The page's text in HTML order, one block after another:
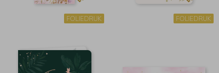
FOLIEDRUK FOLIEDRUK